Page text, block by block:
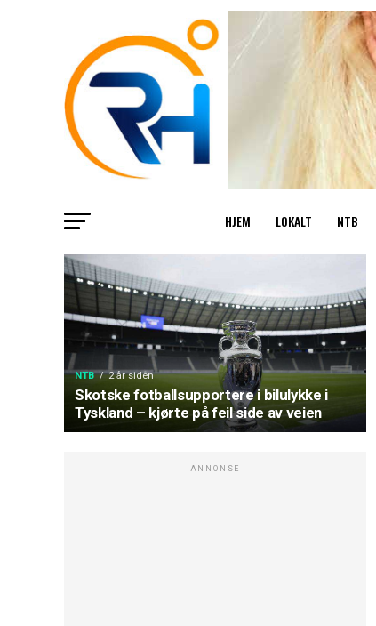
HJEM LOKALT NTB
NTB 2 år siden
Skotske fotballsupportere i bilulykke i
Tyskland – kjørte på feil side av veien
ANNONSE